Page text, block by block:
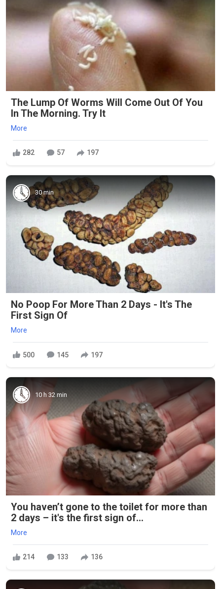
The Lump Of Worms Will Come Out Of You
In The Morning. Try It
More
282 57 197
30 min
No Poop For More Than 2 Days - It's The
First Sign Of
More
500 145 197
10 h 32 min
You haven’t gone to the toilet for more than
2 days – it's the first sign of...
More
214 133 136